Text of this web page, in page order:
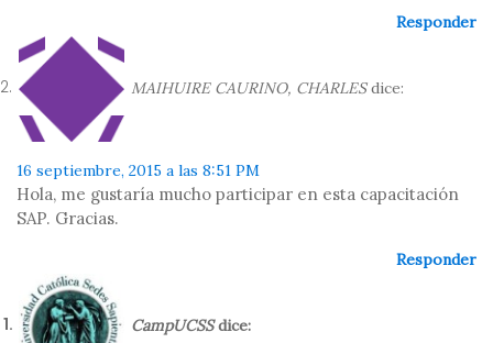
Responder
MAIHUIRE CAURINO, CHARLES dice:
16 septiembre, 2015 a las 8:51 PM
Hola, me gustaría mucho participar en esta capacitación
SAP. Gracias.
Responder
CampUCSS dice: